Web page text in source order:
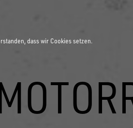
dass wir Cookies setzen.